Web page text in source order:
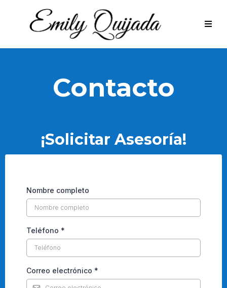
Contacto
¡Solicitar Asesoría!
Nombre completo
Teléfono *
Correo electrónico *